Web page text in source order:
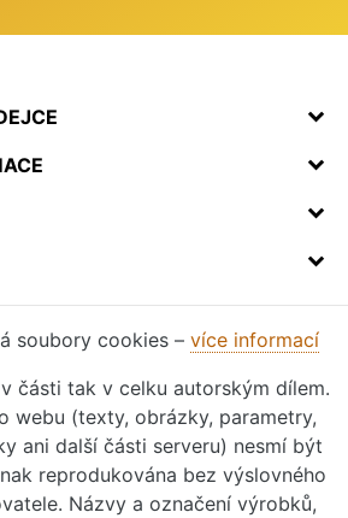
soubory cookies – více informací
části tak v celku autorským dílem.
webu (texty, obrázky, parametry,
ani další části serveru) nesmí být
reprodukována bez výslovného
Názvy a označení výrobků,